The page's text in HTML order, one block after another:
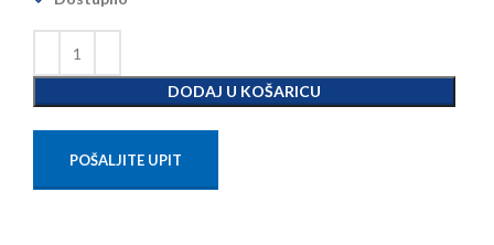
DODAJ U KOŠARICU
POŠALJITE UPIT